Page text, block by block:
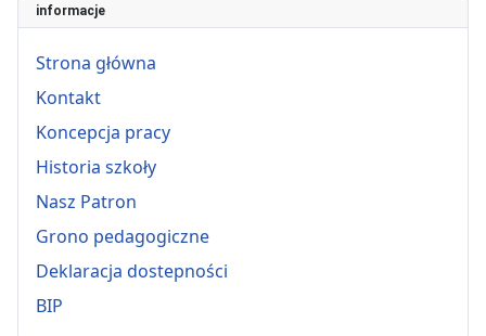
informacje
Strona główna
Kontakt
Koncepcja pracy
Historia szkoły
Nasz Patron
Grono pedagogiczne
Deklaracja dostepności
BIP